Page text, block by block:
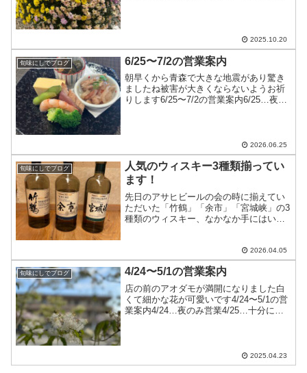
2025.10.20
旬味にしでブログ 6/25〜7/2の営業案内
朝早くから青森で大きな地震があり驚き
ましたね被害が大きくならないようお祈
りします6/25〜7/2の営業案内6/25…夜の
2026.06.25
旬味にしでブログ
人気のウィスキー3種類揃ってい
ます！
先日のアサヒビールの会の時に揃えてい
ただいた「竹鶴」「余市」「宮城峡」の3
種類のウィスキー、なかなか手にはいら
お好みの銘柄を見つけてみませんか？
2026.04.05
旬味にしでブログ 4/24〜5/1の営業案内
店の前のアオダモが満開になりました白
くて細かな花が可愛いです4/24〜5/1の営
業案内4/24…夜のみ営業4/25…十分にお
2025.04.23